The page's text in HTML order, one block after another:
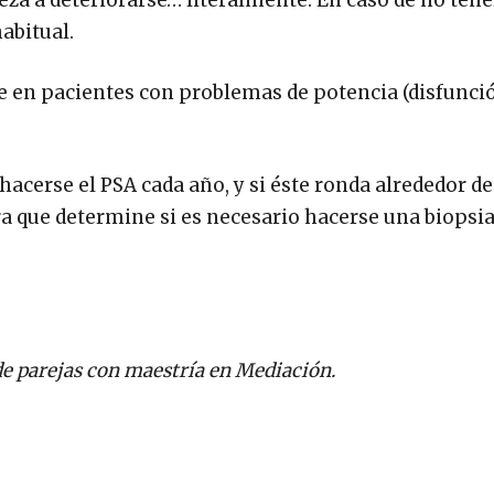
en pacientes con problemas de potencia
el PSA cada año, y si éste ronda alrededor
que determine si es necesario hacerse una
parejas con maestría en Mediación.